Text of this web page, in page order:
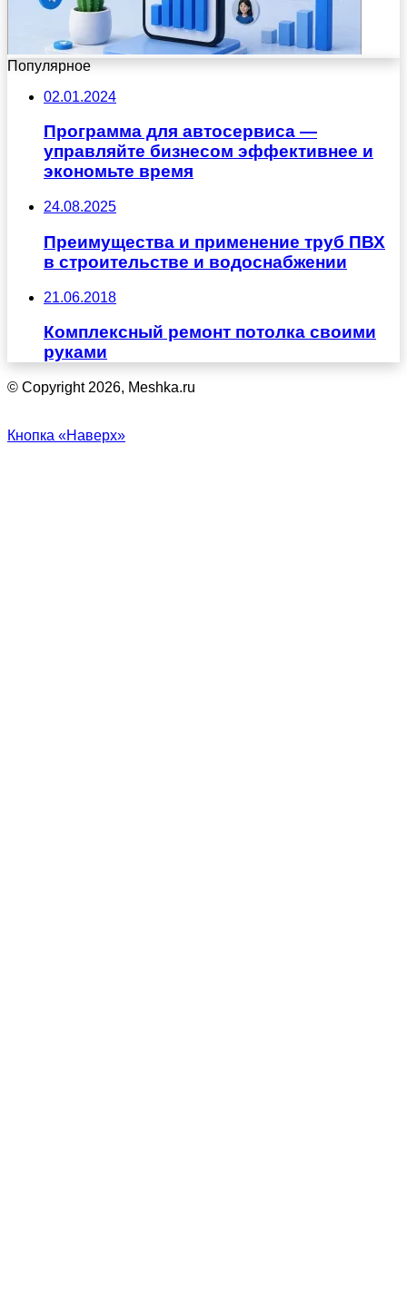
Популярное
02.01.2024
Программа для автосервиса —
управляйте бизнесом эффективнее и
экономьте время
24.08.2025
Преимущества и применение труб ПВХ
в строительстве и водоснабжении
21.06.2018
Комплексный ремонт потолка своими
руками
© Copyright 2026, Meshka.ru
Кнопка «Наверх»